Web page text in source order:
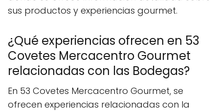
sus productos y experiencias gourmet.
¿Qué experiencias ofrecen en 53
Covetes Mercacentro Gourmet
relacionadas con las Bodegas?
En 53 Covetes Mercacentro Gourmet, se
ofrecen experiencias relacionadas con la